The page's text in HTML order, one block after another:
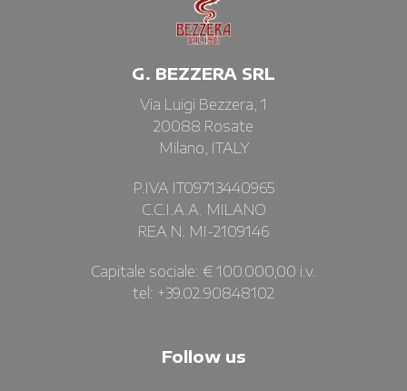
G. BEZZERA SRL
Via Luigi Bezzera, 1
20088 Rosate
Milano, ITALY
P.IVA IT09713440965
C.C.I.A.A. MILANO
REA N. MI-2109146
Capitale sociale: € 100.000,00 i.v.
tel: +39.02.90848102
Follow us